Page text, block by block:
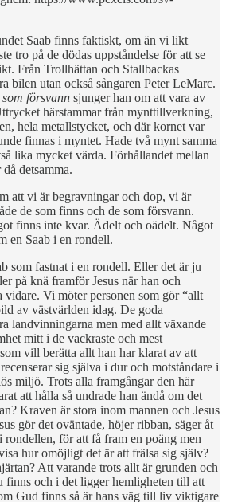
Saab finns faktiskt, om än vi likt
tro på de dödas uppståndelse för att se
Från Trollhättan och Stallbackas
bilen utan också sångaren Peter LeMarc.
försvann sjunger han om att vara av
härstammar från mynttillverkning,
hela metallstycket, och där kornet var
finnas i myntet. Hade två mynt samma
lika mycket värda. Förhållandet mellan
detsamma.
att vi är begravningar och dop, vi är
de som finns och de som försvann.
finns inte kvar. Ädelt och oädelt. Något
en Saab i en rondell.
som fastnat i en rondell. Eller det är ju
på knä framför Jesus när han och
vidare. Vi möter personen som gör “allt
av västvärlden idag. De goda
landvinningarna men med allt växande
mitt i de vackraste och mest
vill berätta allt han har klarat av att
sig själva i dur och motståndare i
miljö. Trots alla framgångar den här
att hålla så undrade han ändå om det
Kraven är stora inom mannen och Jesus
gör det oväntade, höjer ribban, säger åt
rondellen, för att få fram en poäng men
hur omöjligt det är att frälsa sig själv?
Att varande trots allt är grunden och
finns och i det ligger hemligheten till att
Gud finns så är hans väg till liv viktigare